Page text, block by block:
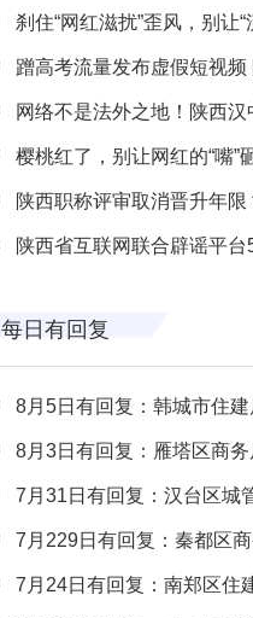
刹住“网红滋扰”歪风，别让
蹭高考流量发布虚假短视频 陕西警
网络不是法外之地！陕西汉中公安公
樱桃红了，别让网红的“嘴”
陕西职称评审取消晋升年限？ 陕西省人社
陕西省互联网联合辟谣平台
每日有回复
8月5日有回复：韩城市住建
8月3日有回复：雁塔区商务
7月31日有回复：汉台区城管
7月229日有回复：秦都区商务
7月24日有回复：南郑区住建